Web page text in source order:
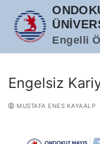
Engelli
Engelsiz
MUSTAFA ENES KAYAALP